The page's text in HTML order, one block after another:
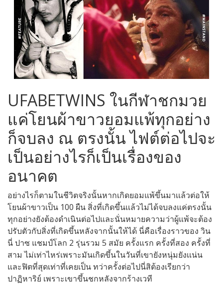
UFABETWINS ในกีฬาชกมวย
แค่โยนผ้าขาวยอมแพ้ทุกอย่าง
ก็จบลง ณ ตรงนั้น ไฟต์ต่อไปจะ
เป็นอย่างไรก็เป็นเรื่องของ
อนาคต
อย่างไรก็ตามในชีวิตจริงนั้นหากเกิดยอมแพ้ขึ้นมาเเล้วต่อให้
โยนผ้าขาวเป็น 100 ผืน สิ่งที่เกิดขึ้นเเล้วไม่ได้จบลงแค่ตรงนั้น
ทุกอย่างยังต้องดำเนินต่อไปและนั่นหมายความว่าผู้แพ้จะต้อง
ปรับตัวกับสิ่งที่เกิดขึ้นหลังจากนั้นให้ได้ นี่คือเรื่องราวของ วิน
นี่ ปาซ แชมป์โลก 2 รุ่นรวม 5 สมัย ครั้งแรก ครั้งที่สอง ครั้งที่
สาม ไม่เท่าไหร่เพราะมันเกิดขึ้นในวันที่เขายังหนุ่มยังเเน่น
และฟิตที่สุดเท่าที่เคยเป็น ทว่าครั้งต่อไปนี่สิต้องเรียกว่า
ปาฏิหาริย์ เพราะเขาขึ้นชกหลังจากร้างเวที